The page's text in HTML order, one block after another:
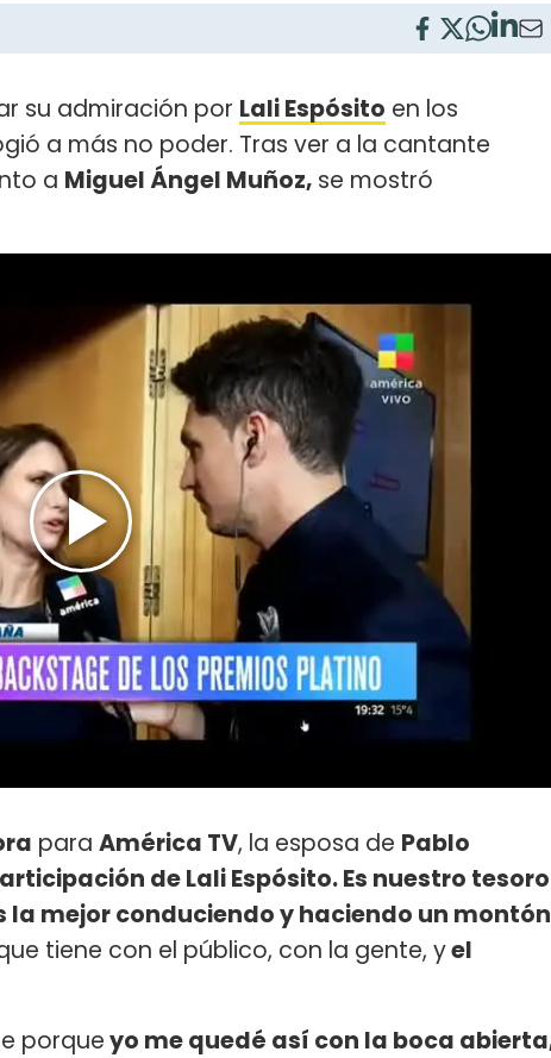
su admiración por Lali Espósito en los
a más no poder. Tras ver a la cantante
a Miguel Ángel Muñoz, se mostró
para América TV, la esposa de Pablo
de Lali Espósito. Es nuestro tesoro
la mejor conduciendo y haciendo un montón
tiene con el público, con la gente, yel
porqueyo me quedé así con la boca